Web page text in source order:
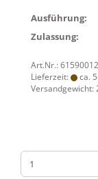
Ausführung:
Zulassung:
Art.Nr.:
Lieferzeit:
ca.
Versandgewicht: